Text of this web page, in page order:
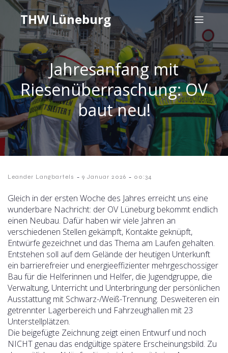
THW Lüneburg
Jahresanfang mit
Riesenüberraschung: OV
baut neu!
Leander Langbartels - 9 Januar 2026 - 00:34
Gleich in der ersten Woche des Jahres erreicht uns eine
wunderbare Nachricht: der OV Lüneburg bekommt endlich
einen Neubau. Dafür haben wir viele Jahren an
verschiedenen Stellen gekämpft, Kontakte geknüpft,
Entwürfe gezeichnet und das Thema am Laufen gehalten.
Entstehen soll auf dem Gelände der heutigen Unterkunft
ein barrierefreier und energieeffizienter mehrgeschossiger
Bau für die Helferinnen und Helfer, die Jugendgruppe, die
Verwaltung, Unterricht und Unterbringung der persönlichen
Ausstattung mit Schwarz-/Weiß-Trennung. Desweiteren ein
getrennter Lagerbereich und Fahrzeughallen mit 23
Unterstellplätzen.
Die beigefügte Zeichnung zeigt einen Entwurf und noch
NICHT genau das endgültige spätere Erscheinungsbild. Zu